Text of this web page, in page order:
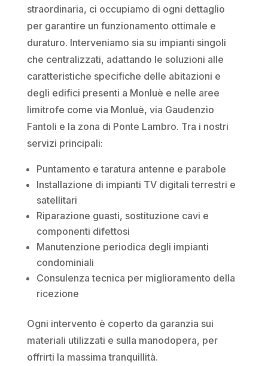
straordinaria, ci occupiamo di ogni dettaglio
per garantire un funzionamento ottimale e
duraturo. Interveniamo sia su impianti singoli
che centralizzati, adattando le soluzioni alle
caratteristiche specifiche delle abitazioni e
degli edifici presenti a Monluè e nelle aree
limitrofe come via Monluè, via Gaudenzio
Fantoli e la zona di Ponte Lambro. Tra i nostri
servizi principali:
Puntamento e taratura antenne e parabole
Installazione di impianti TV digitali terrestri e
satellitari
Riparazione guasti, sostituzione cavi e
componenti difettosi
Manutenzione periodica degli impianti
condominiali
Consulenza tecnica per miglioramento della
ricezione
Ogni intervento è coperto da garanzia sui
materiali utilizzati e sulla manodopera, per
offrirti la massima tranquillità.